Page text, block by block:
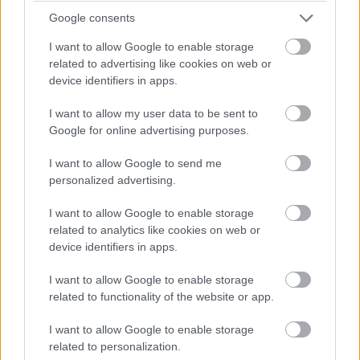
Google consents
I want to allow Google to enable storage
related to advertising like cookies on web or
device identifiers in apps.
I want to allow my user data to be sent to
Google for online advertising purposes.
I want to allow Google to send me
personalized advertising.
I want to allow Google to enable storage
related to analytics like cookies on web or
device identifiers in apps.
I want to allow Google to enable storage
related to functionality of the website or app.
I want to allow Google to enable storage
related to personalization.
Az FP3 után egyébként vizsgálatot indítottak Alexander Albon
és a Williams ellen, mivel összekevertek valamit a brit-thai által
használt abroncsokkal. Egyelőre nincs ítélet ez ügyben, de az
időmérő eredményét és a rajtrácsot aligha fogja befolyásolni
egy ilyen vétség.
A kvalifikáció szempontjából egyedüli, legalább részben
támpontnak tekinthető harmadik szabadedzésen Max
Verstappen volt a leggyorsabb a Red Bull-lal, három tizeddel